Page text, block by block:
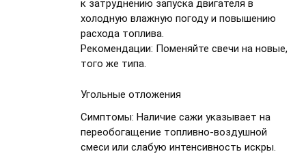
к затруднению запуска двигателя в
холодную влажную погоду и повышению
расхода топлива.
Рекомендации: Поменяйте свечи на новые,
того же типа.
Угольные отложения
Симптомы: Наличие сажи указывает на
переобогащение топливно-воздушной
смеси или слабую интенсивность искры.